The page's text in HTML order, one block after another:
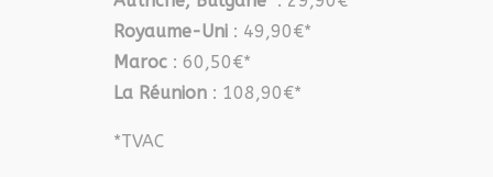
Royaume-Uni : 49,90€*
Maroc : 60,50€*
La Réunion : 108,90€*
*TVAC